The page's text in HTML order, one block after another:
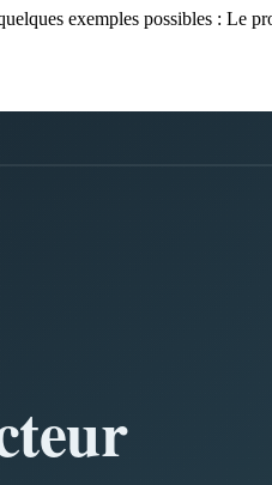
exemples possibles : Le